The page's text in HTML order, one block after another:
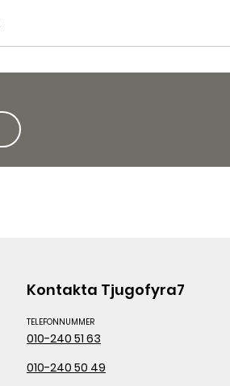
Kontakta Tjugofyra7
TELEFONNUMMER
010-240 51 63
010-240 50 49